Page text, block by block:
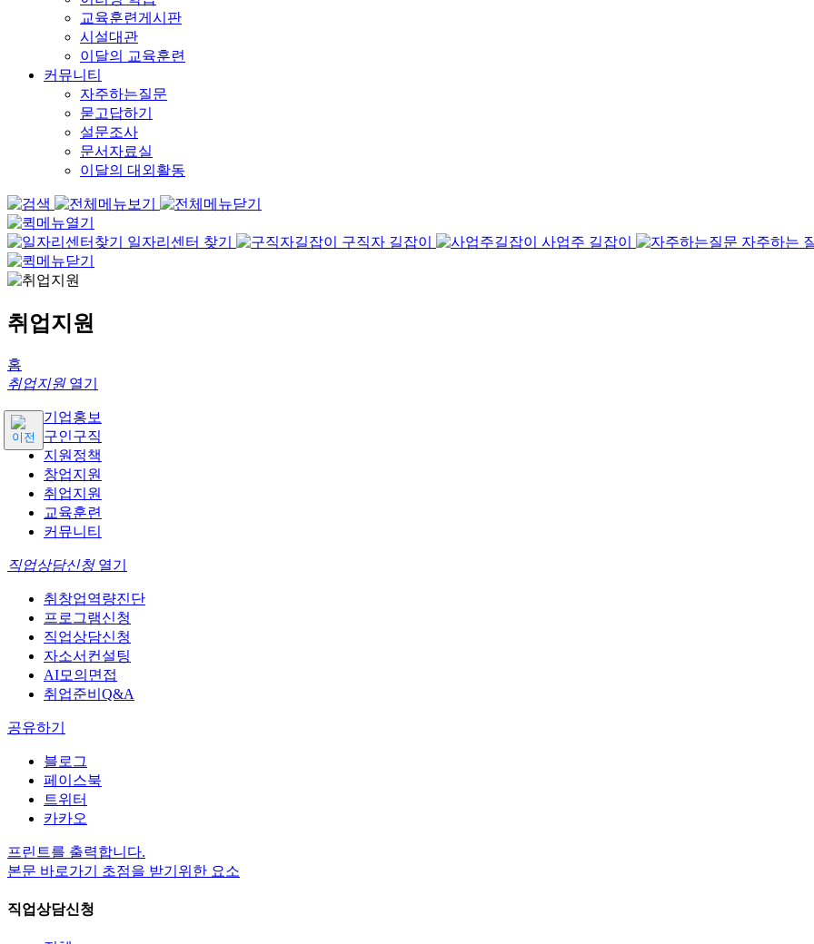
교육훈련게시판
시설대관
이달의 교육훈련
커뮤니티
자주하는질문
묻고답하기
설문조사
문서자료실
이달의 대외활동
일자리센터 찾기 구직자 길잡이 사업주 길잡이 자주하는
취업지원
홈
취업지원 열기
기업홍보
구인구직
지원정책
창업지원
취업지원
교육훈련
커뮤니티
직업상담신청 열기
취창업역량진단
프로그램신청
직업상담신청
자소서컨설팅
AI모의면접
취업준비Q&A
공유하기
블로그
페이스북
트위터
카카오
프린트를 출력합니다.
본문 바로가기 초점을 받기위한 요소
직업상담신청